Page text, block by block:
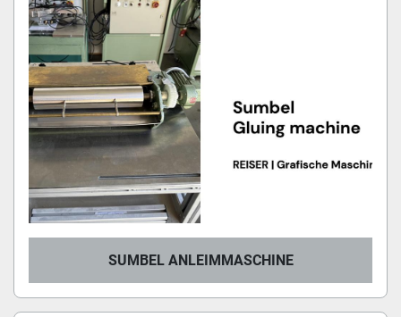
SUMBEL ANLEIMMASCHINE